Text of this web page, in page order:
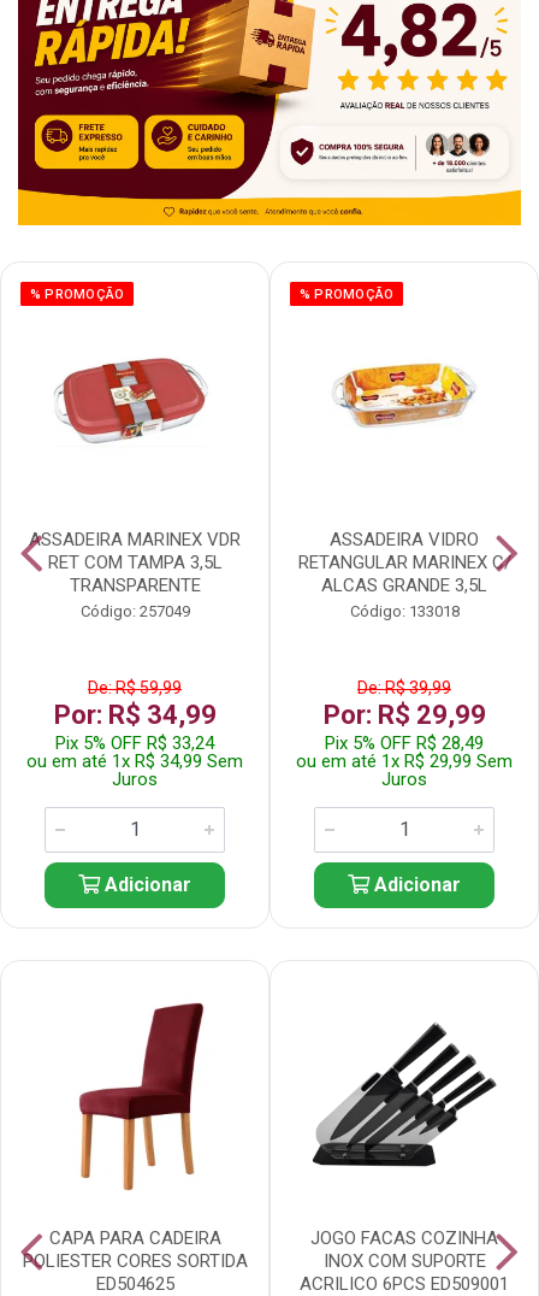
% PROMOÇÃO
ASSADEIRA MARINEX VDR
RET COM TAMPA 3,5L
TRANSPARENTE
Código: 257049
De: R$ 59,99
Por: R$ 34,99
Pix 5% OFF R$ 33,24
ou em até 1x R$ 34,99 Sem
Juros
Adicionar
% PROMOÇÃO
ASSADEIRA VIDRO
RETANGULAR MARINEX C/
ALCAS GRANDE 3,5L
Código: 133018
De: R$ 39,99
Por: R$ 29,99
Pix 5% OFF R$ 28,49
ou em até 1x R$ 29,99 Sem
Juros
Adicionar
CAPA PARA CADEIRA
POLIESTER CORES SORTIDA
ED504625
JOGO FACAS COZINHA
INOX COM SUPORTE
ACRILICO 6PCS ED509001